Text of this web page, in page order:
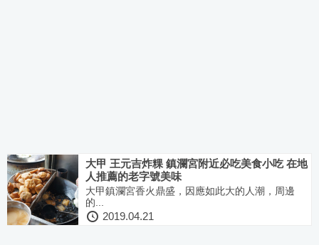
大甲 王元吉炸粿 鎮瀾宮附近必吃美食小吃 在地
人推薦的老字號美味
大甲鎮瀾宮香火鼎盛，因應如此大的人潮，周邊
的...
2019.04.21